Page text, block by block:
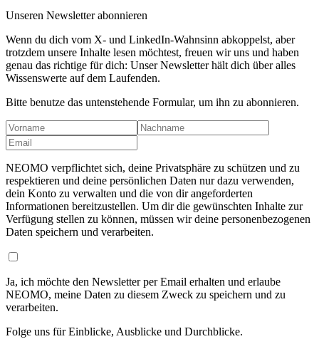
Unseren Newsletter abonnieren
Wenn du dich vom X- und LinkedIn-Wahnsinn abkoppelst, aber
trotzdem unsere Inhalte lesen möchtest, freuen wir uns und haben
genau das richtige für dich: Unser Newsletter hält dich über alles
Wissenswerte auf dem Laufenden.
Bitte benutze das untenstehende Formular, um ihn zu abonnieren.
NEOMO verpflichtet sich, deine Privatsphäre zu schützen und zu
respektieren und deine persönlichen Daten nur dazu verwenden,
dein Konto zu verwalten und die von dir angeforderten
Informationen bereitzustellen. Um dir die gewünschten Inhalte zur
Verfügung stellen zu können, müssen wir deine personenbezogenen
Daten speichern und verarbeiten.
Ja, ich möchte den Newsletter per Email erhalten und erlaube
NEOMO, meine Daten zu diesem Zweck zu speichern und zu
verarbeiten.
Folge uns für Einblicke, Ausblicke und Durchblicke.